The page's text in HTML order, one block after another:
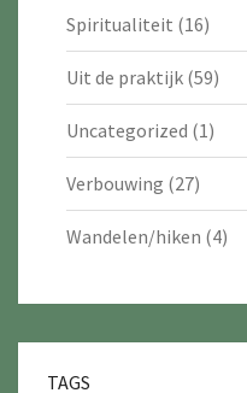
Spiritualiteit (16)
Uit de praktijk (59)
Uncategorized (1)
Verbouwing (27)
Wandelen/hiken (4)
TAGS